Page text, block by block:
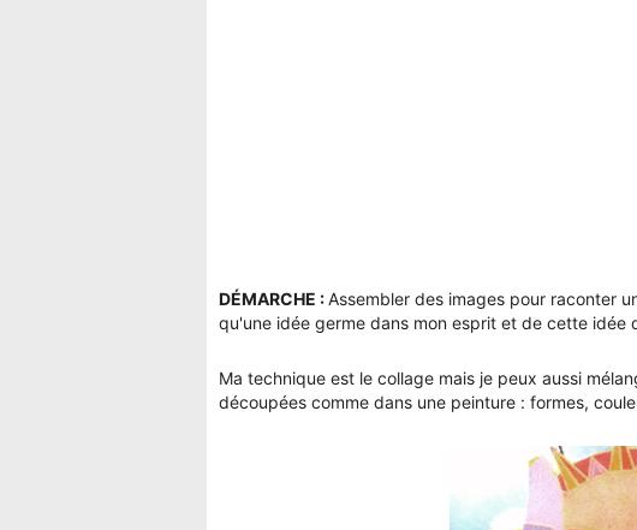
DÉMARCHE :Assembler des images pour raconter
qu'une idée germe dans mon esprit et de cette idée
Ma technique est le collage mais je peux aussi
découpées comme dans une peinture : formes,